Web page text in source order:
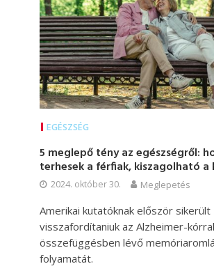
EGÉSZSÉG
5 meglepő tény az egészségről:
terhesek a férfiak, kiszagolható a
2024. október 30. Meglepetés
Amerikai kutatóknak először sikerült
visszafordítaniuk az Alzheimer-kórral
összefüggésben lévő
folyamatát.